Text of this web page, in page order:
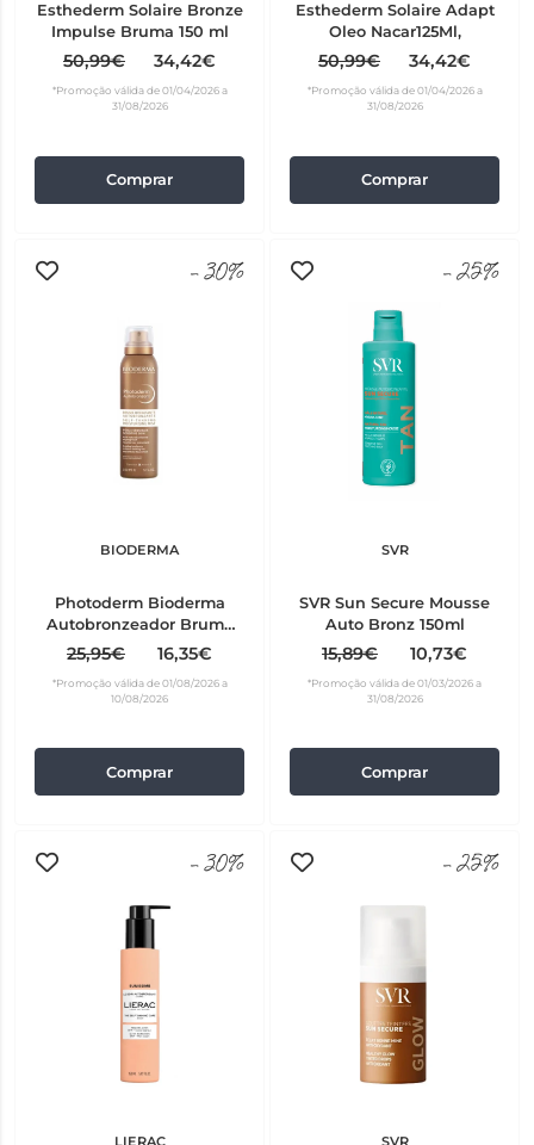
Esthederm Solaire Bronze
Impulse Bruma 150 ml
50,99€ 34,42€
*Promoção válida de 01/04/2026 a
31/08/2026
Comprar
Esthederm Solaire Adapt
Oleo Nacar125Ml,
50,99€ 34,42€
*Promoção válida de 01/04/2026 a
31/08/2026
Comprar
-30%
BIODERMA
Photoderm Bioderma
Autobronzeador Bruma
150 ml
25,95€ 16,35€
*Promoção válida de 01/08/2026 a
10/08/2026
Comprar
-25%
SVR
SVR Sun Secure Mousse
Auto Bronz 150ml
15,89€ 10,73€
*Promoção válida de 01/03/2026 a
31/08/2026
Comprar
-30%
LIERAC
-25%
SVR